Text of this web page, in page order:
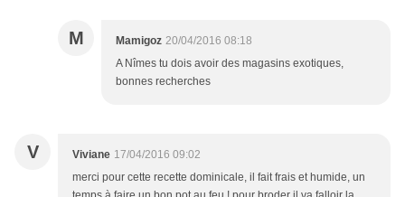
M Mamigoz 20/04/2016 08:18
A Nîmes tu dois avoir des magasins exotiques,
bonnes recherches
V Viviane 17/04/2016 09:02
merci pour cette recette dominicale, il fait frais et humide, un